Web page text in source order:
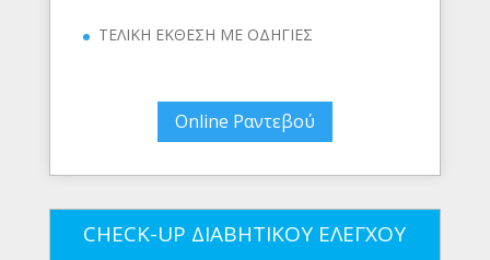
ΤΕΛΙΚΗ ΕΚΘΕΣΗ ΜΕ ΟΔΗΓΙΕΣ
Online Ραντεβού
CHECK-UP ΔΙΑΒΗΤΙΚΟΥ ΕΛΕΓΧΟΥ